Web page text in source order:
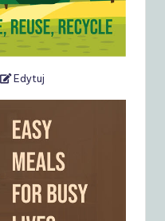
Edytuj